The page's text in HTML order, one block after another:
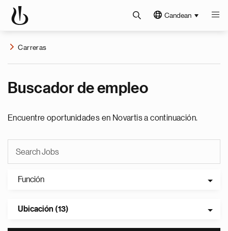
Candean
Carreras
Buscador de empleo
Encuentre oportunidades en Novartis a continuación.
Función
Ubicación (13)